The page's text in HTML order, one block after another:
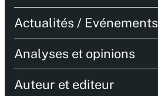
Actualités / Evénements
Analyses et opinions
Auteur et editeur